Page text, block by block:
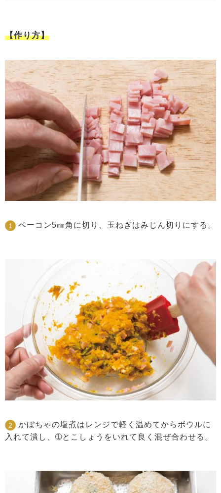
【作り方】
ベーコン5㎜角に切り、玉ねぎはみじん切りにする。
かぼちゃの塩煮はレンジで軽く温めてからボウルに
入れて潰し、➀とこしょうをいれて良く混ぜ合わせる。